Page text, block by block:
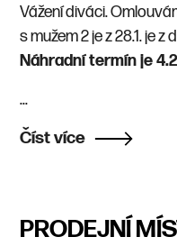
Vážení diváci.
s mužem 2 je z 28.1. je
Náhradní termín je
...
Číst více
PRODEJNÍ